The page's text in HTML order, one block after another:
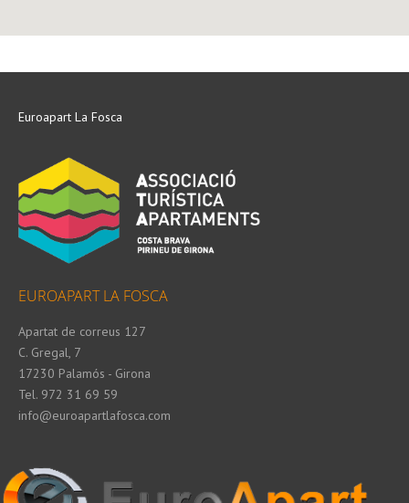
Euroapart La Fosca
EUROAPART LA FOSCA
Apartat de correus 127
C. Gregal, 7
17230 Palamós - Girona
Tel. 972 31 69 59
info@euroapartlafosca.com